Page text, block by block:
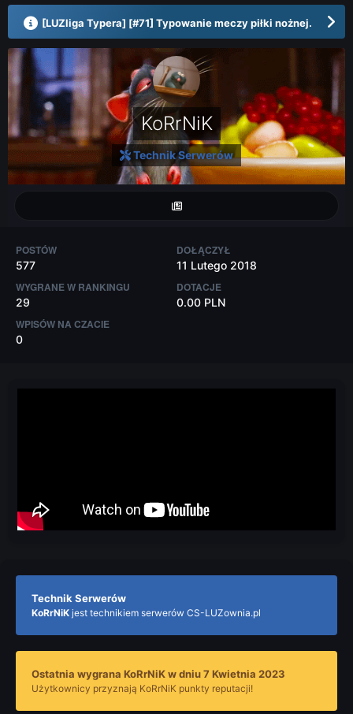
[LUZliga Typera] [#71] Typowanie meczy piłki nożnej.
KoRrNiK
Technik Serwerów
POSTÓW
577
DOŁĄCZYŁ
11 Lutego 2018
WYGRANE W RANKINGU
29
DOTACJE
0.00 PLN
WPISÓW NA CZACIE
0
Technik Serwerów
KoRrNiK jest technikiem serwerów CS-LUZownia.pl
Ostatnia wygrana KoRrNiK w dniu 7 Kwietnia 2023
Użytkownicy przyznają KoRrNiK punkty reputacji!